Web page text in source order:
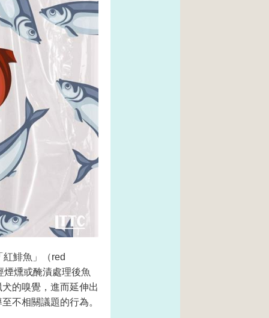
鯡魚」（red
燻或醃漬處理後魚
的嗅覺，進而延伸出
不相關議題的行為。